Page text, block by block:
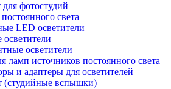
фотостудий
света
LED осветители
осветители
ламп источников постоянного света
и адаптеры для осветителей
(студийные вспышки)